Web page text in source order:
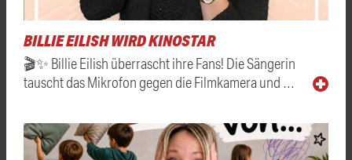
BILLIE EILISH WIRD KINOSTAR
🎬✨ Billie Eilish überrascht ihre Fans! Die Sängerin
tauscht das Mikrofon gegen die Filmkamera und …